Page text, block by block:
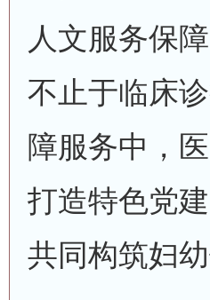
人文服务保
不止于临床
障服务中，
打造特色党
共同构筑妇